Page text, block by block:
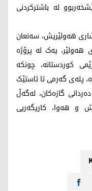
لە باشترکردنی
هەولێریش، سەنعان
یەک لە پرۆژە
کوردستانە، چونکە
پلەی گەرمی تا ئاستێک
گازەکان، لەگەڵ
و هەوا، کاریگەریی